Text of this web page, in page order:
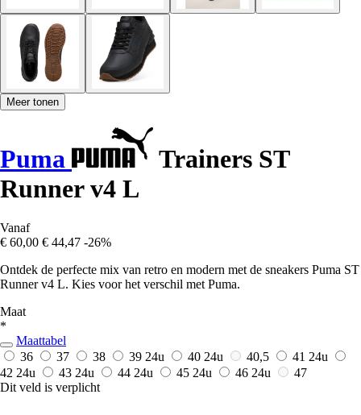
Meer tonen
Puma
Trainers ST
Runner v4 L
Vanaf
€ 60,00 € 44,47 -26%
Ontdek de perfecte mix van retro en modern met de sneakers Puma ST
Runner v4 L. Kies voor het verschil met Puma.
Maat
*
Maattabel
36
37 38 39 24u 40 24u 40,5 41 24u
42 24u 43 24u 44 24u 45 24u 46 24u
47
Dit veld is verplicht